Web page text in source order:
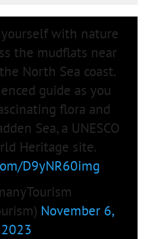
with nature
the mudflats near
North Sea coast.
guide as you
flora and
Sea, a UNESCO
Heritage site.
D9yNR60img
November 6,
2023